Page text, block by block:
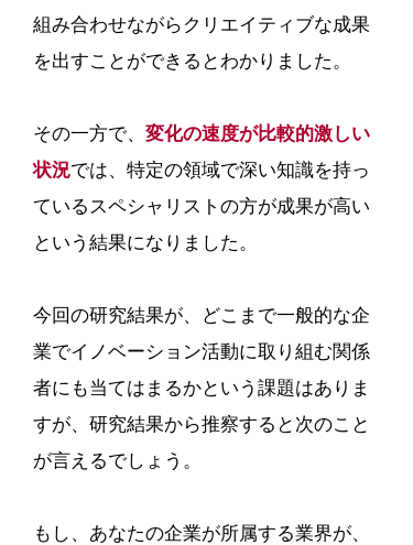
組み合わせながらクリエイティブな成果
を出すことができるとわかりました。
その一方で、 変化の速度が比較的激しい
状況では、特定の領域で深い知識を持っ
ているスペシャリストの方が成果が高い
という結果になりました。
今回の研究結果が、どこまで一般的な企
業でイノベーション活動に取り組む関係
者にも当てはまるかという課題はありま
すが、研究結果から推察すると次のこと
が言えるでしょう。
もし、あなたの企業が所属する業界が、